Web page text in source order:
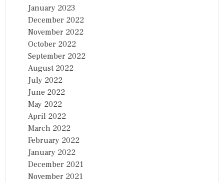
January 2023
December 2022
November 2022
October 2022
September 2022
August 2022
July 2022
June 2022
May 2022
April 2022
March 2022
February 2022
January 2022
December 2021
November 2021